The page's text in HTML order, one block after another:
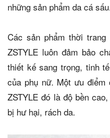
những sản phẩm da cá
Các sản phẩm thời
ZSTYLE luôn đảm bảo
thiết kế sang trọng, tinh
của phụ nữ. Một ưu
ZSTYLE đó là độ bền
bị hư hại, rách da.